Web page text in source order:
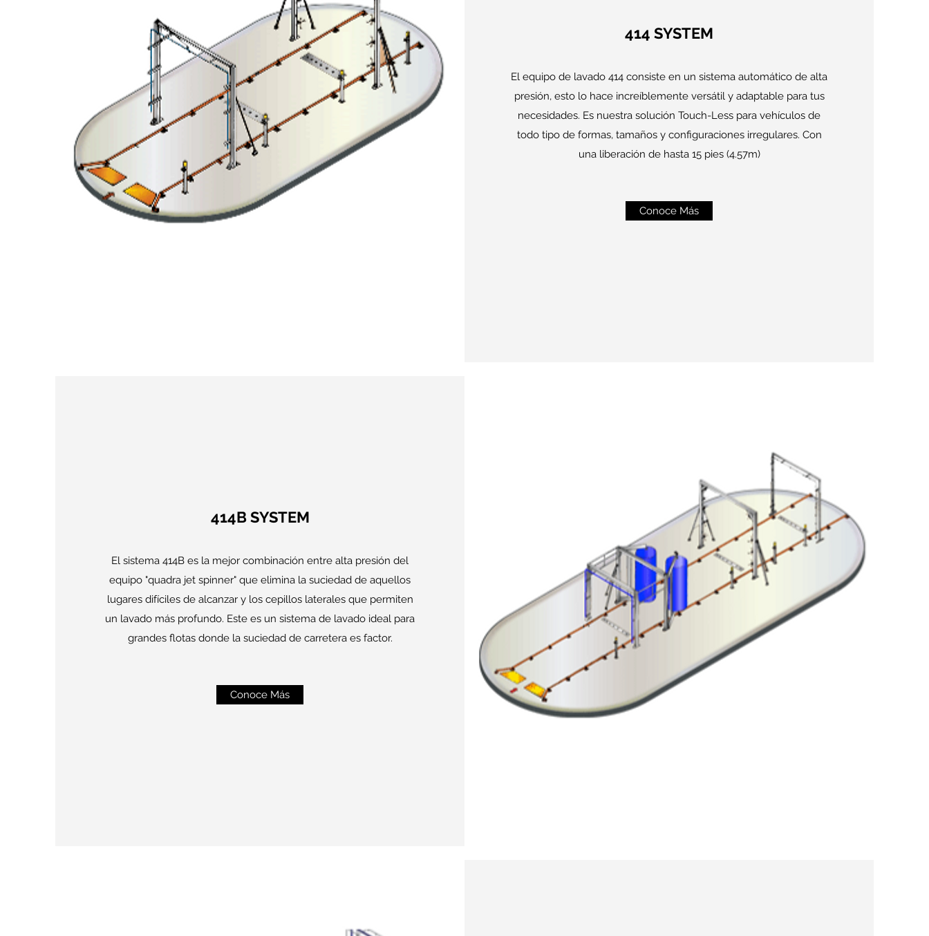
414 SYSTEM
El equipo de lavado 414 consiste en un sistema automático de alta
presión, esto lo hace increíblemente versátil y adaptable para tus
necesidades. Es nuestra solución Touch-Less para vehículos de
todo tipo de formas, tamaños y configuraciones irregulares. Con
una liberación de hasta 15 pies (4.57m)
Conoce Más
414B SYSTEM
El sistema 414B es la mejor combinación entre alta presión del
equipo "quadra jet spinner" que elimina la suciedad de aquellos
lugares difíciles de alcanzar y los cepillos laterales que permiten
un lavado más profundo. Este es un sistema de lavado ideal para
grandes flotas donde la suciedad de carretera es factor.
Conoce Más